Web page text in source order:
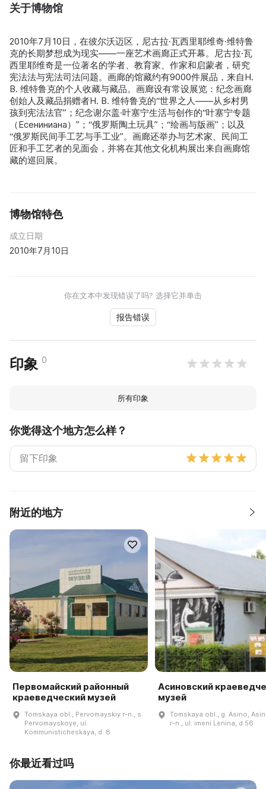
关于博物馆
2010年7月10日，在彼尔沃迈区，尼古拉·瓦西里耶维奇·维特鲁
克的长期梦想成为现实——一座艺术画廊正式开幕。尼古拉·瓦
西里耶维奇是一位著名的学者、教育家、作家和启蒙者，研究
宪法法与宪法司法问题。画廊的馆藏约有9000件展品，来自Н.
В. 维特鲁克的个人收藏与藏品。画廊设有常设展览：纪念画廊
创始人及藏品捐赠者Н. В. 维特鲁克的“世界之人——从乡村男
孩到宪法法官”；纪念谢尔盖·叶塞宁生活与创作的“叶塞宁专题
（Есениниана）”；“俄罗斯陶土玩具”；“绘画与版画”；以及
“俄罗斯民间手工艺与手工业”。画廊还举办与艺术家、民间工
匠和手工艺者的见面会，并将在其他文化机构展出来自画廊馆
藏的巡回展。
博物馆特色
成立日期
2010年7月10日
你在文本中发现错误了吗? 选择它并单击
报告错误
印象 0
所有印象
你觉得这个地方怎么样？
附近的地方
Первомайский районный
краеведческий музей
Tomskaya obl., Pervomayskiy r-n., s.
Pervomayskoye, ul.
Kommunisticheskaya, d. 8
Асиновский
музей
Tomskaya obl., g. Asino,
r-n., ul. imeni Lenina, d 56
你最近看过吗